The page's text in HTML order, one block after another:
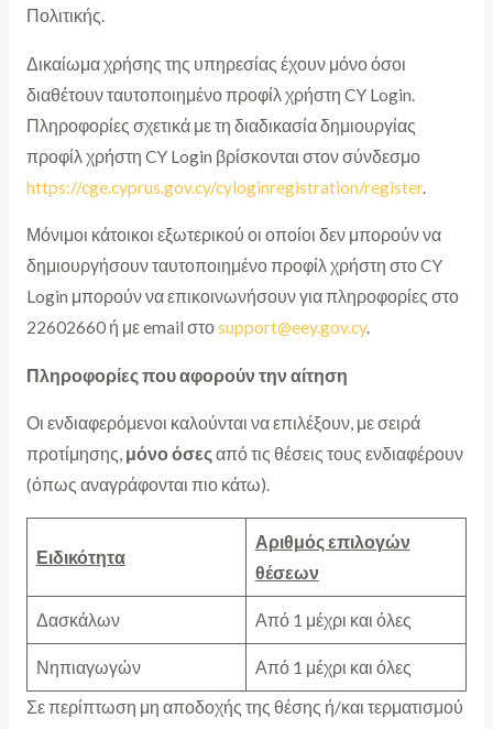
Πολιτικής.
Δικαίωμα χρήσης της υπηρεσίας έχουν μόνο όσοι
διαθέτουν ταυτοποιημένο προφίλ χρήστη CY Login.
Πληροφορίες σχετικά με τη διαδικασία δημιουργίας
προφίλ χρήστη CY Login βρίσκονται στον σύνδεσμο
https://cge.cyprus.gov.cy/cyloginregistration/register.
Μόνιμοι κάτοικοι εξωτερικού οι οποίοι δεν μπορούν να
δημιουργήσουν ταυτοποιημένο προφίλ χρήστη στο CY
Login μπορούν να επικοινωνήσουν για πληροφορίες στο
22602660 ή με email στοsupport@eey.gov.cy.
Πληροφορίες που αφορούν την αίτηση
Οι ενδιαφερόμενοι καλούνται να επιλέξουν, με σειρά
προτίμησης, μόνο όσεςαπό τις θέσεις τους ενδιαφέρουν
(όπως αναγράφονται πιο κάτω).
Ειδικότητα
Αριθμός επιλογών
θέσεων
Δασκάλων Από 1 μέχρι και όλες
Νηπιαγωγών
Από 1 μέχρι και όλες
Σε περίπτωση μη αποδοχής της θέσης ή/και τερματισμού